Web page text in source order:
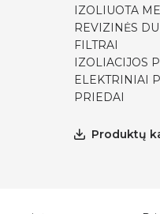
IZOLIUOTA
REVIZINĖS
FILTRAI
IZOLIACIJOS
ELEKTRINIAI
PRIEDAI
Produktų